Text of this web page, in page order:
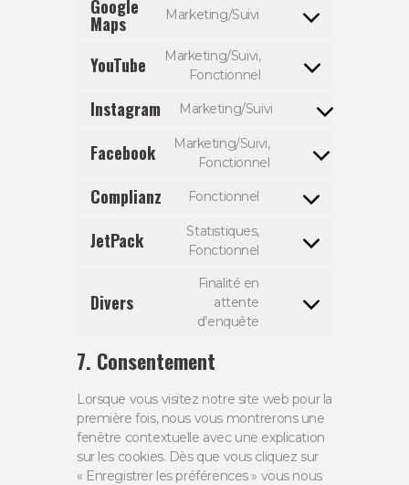
service
Google
Maps Marketing/Suivi
Consent
service
YouTube
Marketing/Suivi,
Fonctionnel
Consent
Instagram Marketing/Suivi
Consent
service
Facebook
Marketing/Suivi,
Fonctionnel
Consent
service
Complianz Fonctionnel
Consent
service
JetPack
Statistiques,
Fonctionnel
Consent
jetpack
Divers
Finalité en
attente
d’enquête
Consent
7. Consentement
Lorsque vous visitez notre site web pour la
première fois, nous vous montrerons une
fenêtre contextuelle avec une explication
sur les cookies. Dès que vous cliquez sur
« Enregistrer les préférences » vous nous